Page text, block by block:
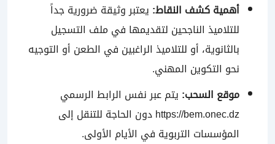
أهمية كشف النقاط: يعتبر وثيقة ضرورية جداً
للتلاميذ الناجحين لتقديمها في ملف التسجيل
بالثانوية، أو للتلاميذ الراغبين في الطعن أو التوجيه
نحو التكوين المهني.
موقع السحب: يتم عبر نفس الرابط الرسمي
https://bem.onec.dzدون الحاجة للتنقل إلى
المؤسسات التربوية في الأيام الأولى.